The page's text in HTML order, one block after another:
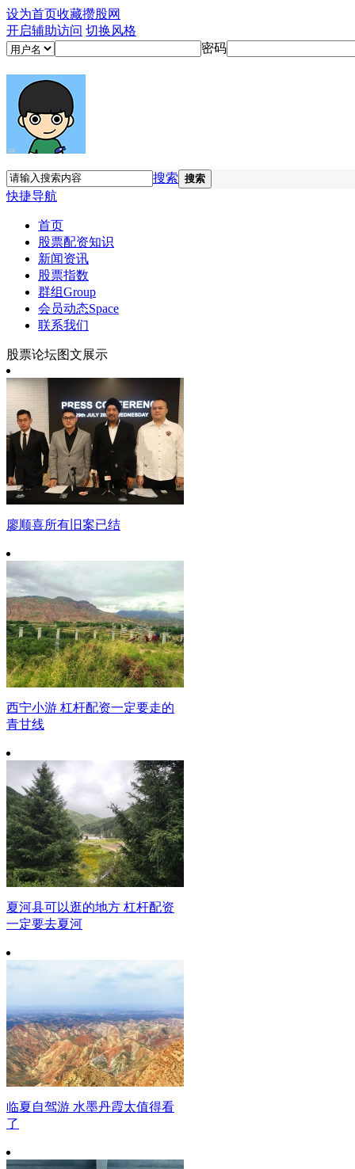
设为首页收藏攒股网
开启辅助访问 切换风格
密码
搜索 搜索
快捷导航
首页
股票配资知识
新闻资讯
股票指数
群组Group
会员动态Space
联系我们
股票论坛图文展示
廖顺喜所有旧案已结
西宁小游 杠杆配资一定要走的
青甘线
夏河县可以逛的地方 杠杆配资
一定要去夏河
临夏自驾游 水墨丹霞太值得看
了